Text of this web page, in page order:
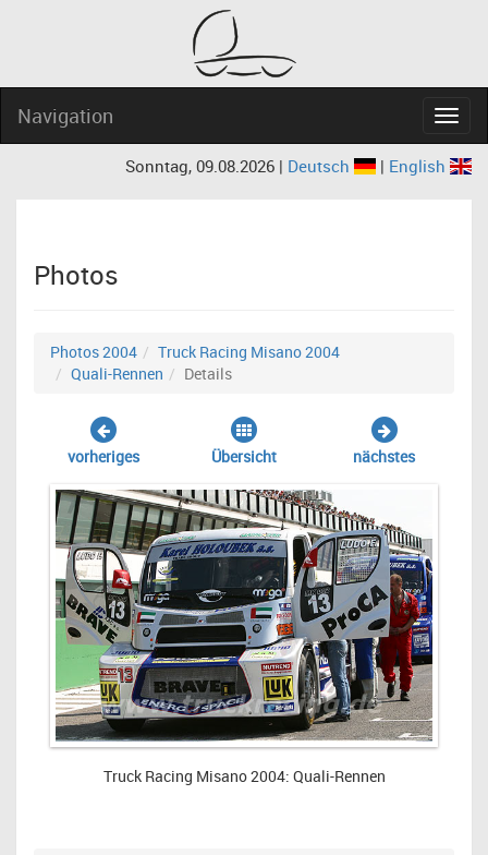
Navigation
Sonntag, 09.08.2026 | Deutsch | English
Photos
Photos 2004
Truck Racing Misano 2004
Quali-Rennen
Details
vorheriges Übersicht nächstes
Truck Racing Misano 2004: Quali-Rennen